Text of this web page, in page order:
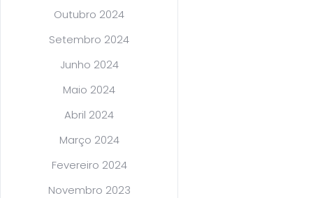
Outubro 2024
Setembro 2024
Junho 2024
Maio 2024
Abril 2024
Março 2024
Fevereiro 2024
Novembro 2023